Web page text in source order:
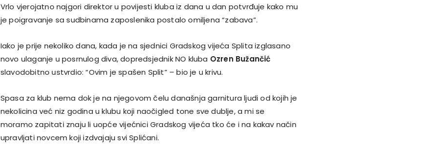
Vrlo vjerojatno najgori direktor u povijesti kluba iz dana u dan potvrđuje kako mu
je poigravanje sa sudbinama zaposlenika postalo omiljena “zabava”.
Iako je prije nekoliko dana, kada je na sjednici Gradskog vijeća Splita izglasano
novo ulaganje u posrnulog diva, dopredsjednik NO kluba Ozren Bužančić
slavodobitno ustvrdio: “Ovim je spašen Split” – bio je u krivu.
Spasa za klub nema dok je na njegovom čelu današnja garnitura ljudi od kojih je
nekolicina već niz godina u klubu koji naočigled tone sve dublje, a mi se
moramo zapitati znaju li uopće vijećnici Gradskog vijeća tko će i na kakav način
upravljati novcem koji izdvajaju svi Splićani.